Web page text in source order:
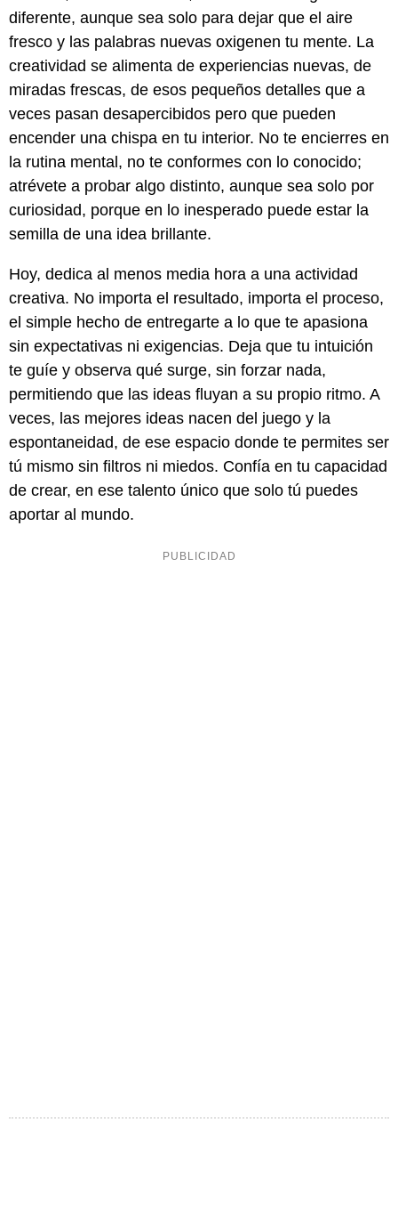
diferente, aunque sea solo para dejar que el aire
fresco y las palabras nuevas oxigenen tu mente. La
creatividad se alimenta de experiencias nuevas, de
miradas frescas, de esos pequeños detalles que a
veces pasan desapercibidos pero que pueden
encender una chispa en tu interior. No te encierres en
la rutina mental, no te conformes con lo conocido;
atrévete a probar algo distinto, aunque sea solo por
curiosidad, porque en lo inesperado puede estar la
semilla de una idea brillante.
Hoy, dedica al menos media hora a una actividad
creativa. No importa el resultado, importa el proceso,
el simple hecho de entregarte a lo que te apasiona
sin expectativas ni exigencias. Deja que tu intuición
te guíe y observa qué surge, sin forzar nada,
permitiendo que las ideas fluyan a su propio ritmo. A
veces, las mejores ideas nacen del juego y la
espontaneidad, de ese espacio donde te permites ser
tú mismo sin filtros ni miedos. Confía en tu capacidad
de crear, en ese talento único que solo tú puedes
aportar al mundo.